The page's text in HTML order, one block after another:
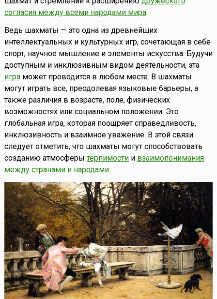
согласия между всеми народами мира.
Ведь шахматы — это одна из древнейших
интеллектуальных и культурных игр, сочетающая в себе
спорт, научное мышление и элементы искусства. Будучи
доступным и инклюзивным видом деятельности, эта
играможет проводится в любом месте. В шахматы
могут играть все, преодолевая языковые барьеры, а
также различия в возрасте, поле, физических
возможностях или социальном положении. Это
глобальная игра, которая поощряет справедливость,
инклюзивность и взаимное уважение. В этой связи
следует отметить, что шахматы могут способствовать
созданию атмосферы терпимостии взаимопонимания
между странами и народами.